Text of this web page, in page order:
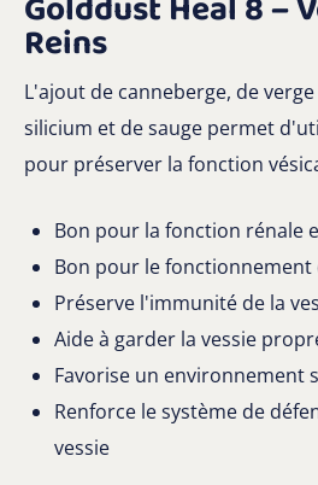
Reins
L'ajout de canneberge, de
silicium et de sauge permet
pour préserver la fonction
Bon pour la fonction rénale
Bon pour le fonctionnement
Préserve l'immunité de la
Aide à garder la vessie
Favorise un environnement
Renforce le système de
vessie